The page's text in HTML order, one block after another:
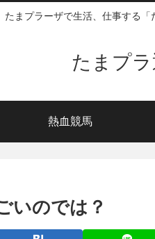
たまプラーザで生活、仕事する「
たまプ
熱血競馬
いのでは？